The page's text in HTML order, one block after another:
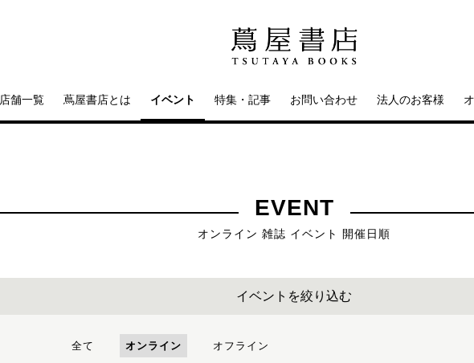
店舗一覧 蔦屋書店とは イベント 特集・記事 お問い合わせ 法人のお客様
EVENT
オンライン 雑誌 イベント 開催日順
イベントを絞り込む
全て オンライン オフライン